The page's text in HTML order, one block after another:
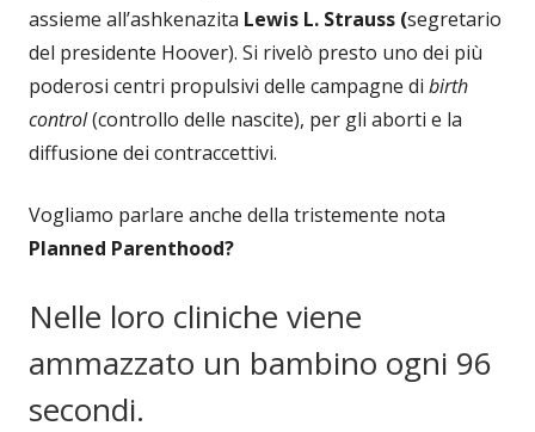
assieme all’ashkenazita Lewis L. Strauss (segretario
del presidente Hoover). Si rivelò presto uno dei più
poderosi centri propulsivi delle campagne di birth
control(controllo delle nascite), per gli aborti e la
diffusione dei contraccettivi.
Vogliamo parlare anche della tristemente nota
Planned Parenthood?
Nelle loro cliniche viene
ammazzato un bambino ogni 96
secondi.